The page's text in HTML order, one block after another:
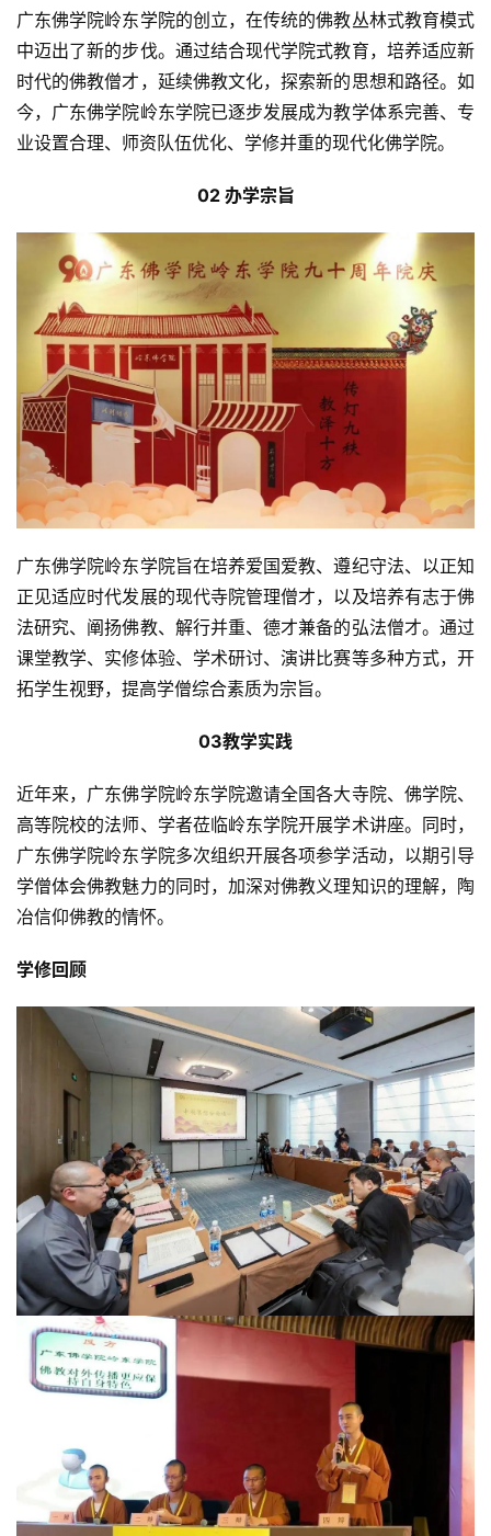
广东佛学院岭东学院的创立，在传统的佛教丛林式教育模式
中迈出了新的步伐。通过结合现代学院式教育，培养适应新
时代的佛教僧才，延续佛教文化，探索新的思想和路径。如
今，广东佛学院岭东学院已逐步发展成为教学体系完善、专
业设置合理、师资队伍优化、学修并重的现代化佛学院。
02 办学宗旨
广东佛学院岭东学院旨在培养爱国爱教、遵纪守法、以正知
正见适应时代发展的现代寺院管理僧才，以及培养有志于佛
法研究、阐扬佛教、解行并重、德才兼备的弘法僧才。通过
课堂教学、实修体验、学术研讨、演讲比赛等多种方式，开
拓学生视野，提高学僧综合素质为宗旨。
03教学实践
近年来，广东佛学院岭东学院邀请全国各大寺院、佛学院、
高等院校的法师、学者莅临岭东学院开展学术讲座。同时，
广东佛学院岭东学院多次组织开展各项参学活动，以期引导
学僧体会佛教魅力的同时，加深对佛教义理知识的理解，陶
冶信仰佛教的情怀。
学修回顾